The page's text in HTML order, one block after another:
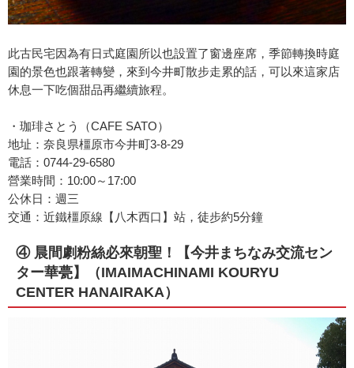
此古民宅因為有日式庭園所以也設置了窗邊座席，季節轉換時庭
園的景色也跟著轉變，來到今井町散步走累的話，可以來這家店
休息一下吃個甜品再繼續旅程。
・珈琲さとう（CAFE SATO）
地址：奈良県橿原市今井町3-8-29
電話：0744-29-6580
營業時間：10:00～17:00
公休日：週三
交通：近鐵橿原線【八木西口】站，徒步約5分鐘
④ 晨間劇粉絲必來朝聖！【今井まちなみ交流セン
ター華甍】（IMAIMACHINAMI KOURYU
CENTER HANAIRAKA）